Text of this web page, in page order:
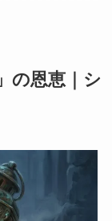
の恩恵｜シ